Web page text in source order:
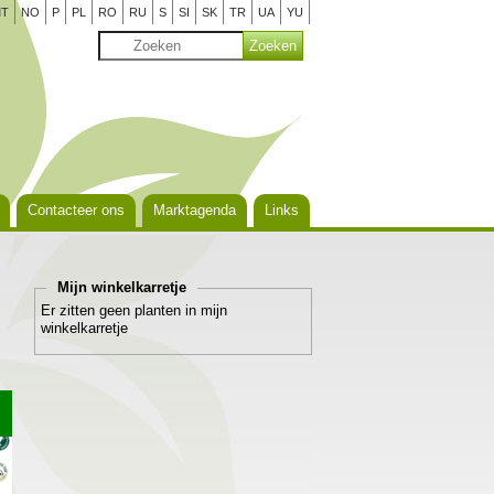
NO P PL RO RU S SI SK TR UA YU
Contacteer ons Marktagenda Links
Mijn winkelkarretje
Er zitten geen planten in mijn
winkelkarretje